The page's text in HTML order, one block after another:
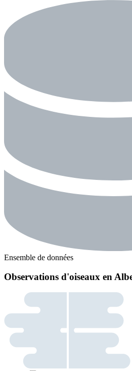
Ensemble de données
Observations d'oiseaux en